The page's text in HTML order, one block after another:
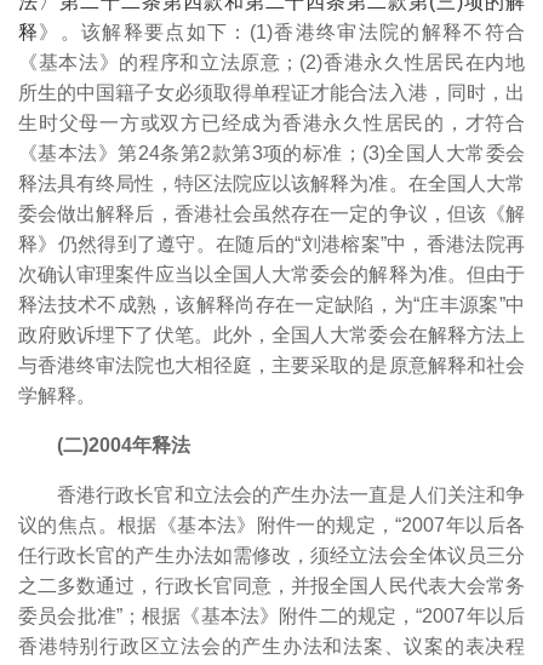
释》。该解释要点如下：(1)香港终审法院的解释不符合
《基本法》的程序和立法原意；(2)香港永久性居民在内地
所生的中国籍子女必须取得单程证才能合法入港，同时，出
生时父母一方或双方已经成为香港永久性居民的，才符合
《基本法》第24条第2款第3项的标准；(3)全国人大常委会
释法具有终局性，特区法院应以该解释为准。在全国人大常
委会做出解释后，香港社会虽然存在一定的争议，但该《解
释》仍然得到了遵守。在随后的“刘港榕案”中，香港法院再
次确认审理案件应当以全国人大常委会的解释为准。 但由于
释法技术不成熟，该解释尚存在一定缺陷，为“庄丰源案”中
政府败诉埋下了伏笔。 此外，全国人大常委会在解释方法上
与香港终审法院也大相径庭，主要采取的是原意解释和社会
学解释。
(二)2004年释法
香港行政长官和立法会的产生办法一直是人们关注和争
议的焦点。根据《基本法》附件一的规定，“2007年以后各
任行政长官的产生办法如需修改，须经立法会全体议员三分
之二多数通过，行政长官同意，并报全国人民代表大会常务
委员会批准”；根据《基本法》附件二的规定，“2007年以后
香港特别行政区立法会的产生办法和法案、议案的表决程